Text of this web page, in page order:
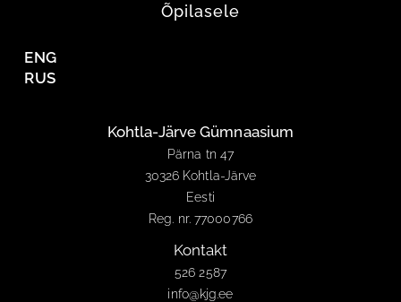
Õpilasele
ENG
RUS
Kohtla-Järve Gümnaasium
Pärna tn 47
30326 Kohtla-Järve
Eesti
Reg. nr. 77000766
Kontakt
526 2587
info@kjg.ee